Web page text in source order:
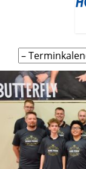
Navigation
überspringen